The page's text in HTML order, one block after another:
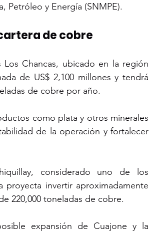
Petróleo y Energía (SNMPE).
de cobre
Chancas, ubicado en la región
de US$ 2,100 millones y tendrá
de cobre por año.
como plata y otros minerales
de la operación y fortalecer
considerado uno de los
invertir aproximadamente
220,000 toneladas de cobre.
expansión de Cuajone y la